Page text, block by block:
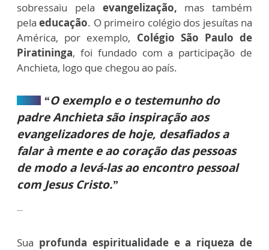
sobressaiu pela evangelização, mas também
pelaeducação. O primeiro colégio dos jesuítas na
América, por exemplo, Colégio São Paulo de
Piratininga, foi fundado com a participação de
Anchieta, logo que chegou ao país.
“O exemplo e o testemunho do
padre Anchieta são inspiração aos
evangelizadores de hoje, desafiados a
falar à mente e ao coração das pessoas
de modo a levá-las ao encontro pessoal
com Jesus Cristo.”
Sua profunda espiritualidade e a riqueza de